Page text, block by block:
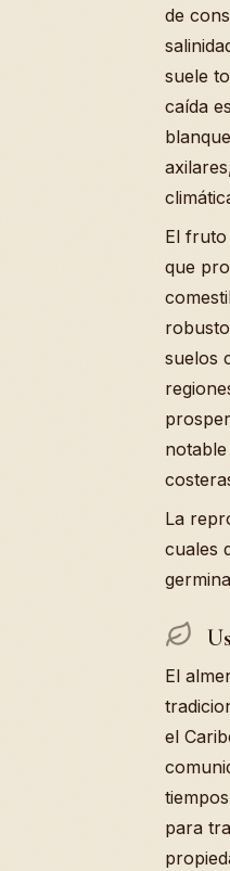
de
suele
caída
El
que
suelos
La
cuales
El
el
para